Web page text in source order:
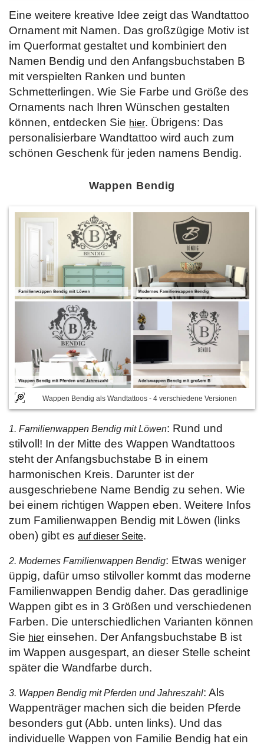
Eine weitere kreative Idee zeigt das Wandtattoo
Ornament mit Namen. Das großzügige Motiv ist
im Querformat gestaltet und kombiniert den
Namen Bendig und den Anfangsbuchstaben B
mit verspielten Ranken und bunten
Schmetterlingen. Wie Sie Farbe und Größe des
Ornaments nach Ihren Wünschen gestalten
können, entdecken Sie hier. Übrigens: Das
personalisierbare Wandtattoo wird auch zum
schönen Geschenk für jeden namens Bendig.
Wappen Bendig
Wappen Bendig als Wandtattoos - 4 verschiedene Versionen
1. Familienwappen Bendig mit Löwen: Rund und
stilvoll! In der Mitte des Wappen Wandtattoos
steht der Anfangsbuchstabe B in einem
harmonischen Kreis. Darunter ist der
ausgeschriebene Name Bendig zu sehen. Wie
bei einem richtigen Wappen eben. Weitere Infos
zum Familienwappen Bendig mit Löwen (links
oben) gibt es auf dieser Seite.
2. Modernes Familienwappen Bendig: Etwas weniger
üppig, dafür umso stilvoller kommt das moderne
Familienwappen Bendig daher. Das geradlinige
Wappen gibt es in 3 Größen und verschiedenen
Farben. Die unterschiedlichen Varianten können
Sie hier einsehen. Der Anfangsbuchstabe B ist
im Wappen ausgespart, an dieser Stelle scheint
später die Wandfarbe durch.
3. Wappen Bendig mit Pferden und Jahreszahl: Als
Wappenträger machen sich die beiden Pferde
besonders gut (Abb. unten links). Und das
individuelle Wappen von Familie Bendig hat ein